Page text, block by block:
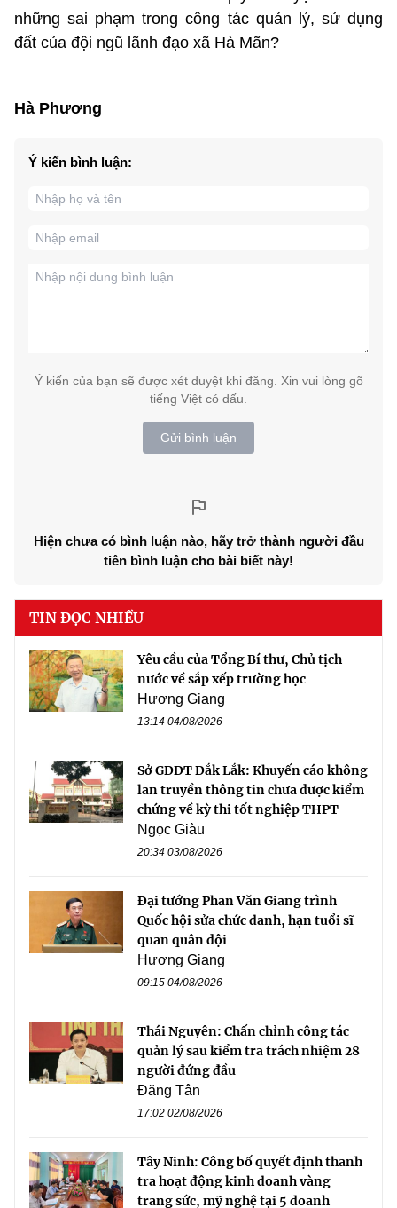
những sai phạm trong công tác quản lý, sử dụng
đất của đội ngũ lãnh đạo xã Hà Mãn?
Hà Phương
Ý kiến bình luận:
Ý kiến của bạn sẽ được xét duyệt khi đăng. Xin vui lòng gõ
tiếng Việt có dấu.
Gửi bình luận
Hiện chưa có bình luận nào, hãy trở thành người đầu
tiên bình luận cho bài biết này!
TIN ĐỌC NHIỀU
Yêu cầu của Tổng Bí thư, Chủ tịch
nước về sắp xếp trường học
Hương Giang
13:14 04/08/2026
Sở GDĐT Đắk Lắk: Khuyến cáo không
lan truyền thông tin chưa được kiểm
chứng về kỳ thi tốt nghiệp THPT
Ngọc Giàu
20:34 03/08/2026
Đại tướng Phan Văn Giang trình
Quốc hội sửa chức danh, hạn tuổi sĩ
quan quân đội
Hương Giang
09:15 04/08/2026
Thái Nguyên: Chấn chỉnh công tác
quản lý sau kiểm tra trách nhiệm 28
người đứng đầu
Đăng Tân
17:02 02/08/2026
Tây Ninh: Công bố quyết định thanh
tra hoạt động kinh doanh vàng
trang sức, mỹ nghệ tại 5 doanh